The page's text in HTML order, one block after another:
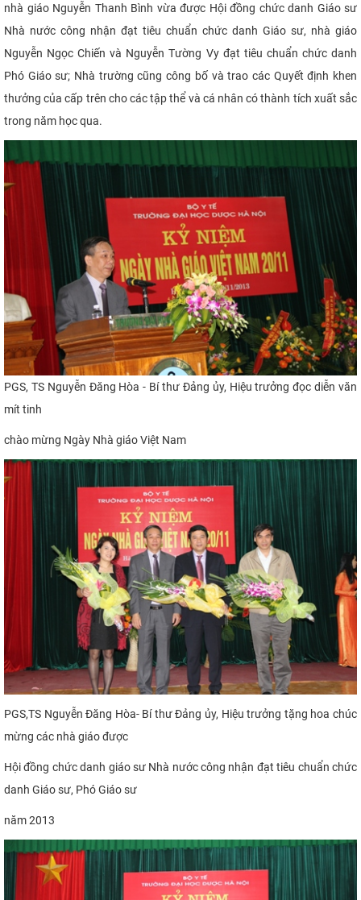
nhà giáo Nguyễn Thanh Bình vừa được Hội đồng chức danh Giáo sư
Nhà nước công nhận đạt tiêu chuẩn chức danh Giáo sư, nhà giáo
Nguyễn Ngọc Chiến và Nguyễn Tường Vy đạt tiêu chuẩn chức danh
Phó Giáo sư; Nhà trường cũng công bố và trao các Quyết định khen
thưởng của cấp trên cho các tập thể và cá nhân có thành tích xuất sắc
trong năm học qua.
PGS, TS Nguyễn Đăng Hòa - Bí thư Đảng ủy, Hiệu trưởng đọc diễn văn
mít tinh
chào mừng Ngày Nhà giáo Việt Nam
PGS,TS Nguyễn Đăng Hòa- Bí thư Đảng ủy, Hiệu trưởng tặng hoa chúc
mừng các nhà giáo được
Hội đồng chức danh giáo sư Nhà nướccông nhận đạt tiêu chuẩn chức
danh Giáo sư, Phó Giáo sư
năm 2013​​